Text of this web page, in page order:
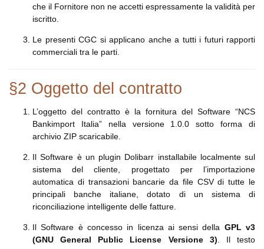
che il Fornitore non ne accetti espressamente la validità per
iscritto.
Le presenti CGC si applicano anche a tutti i futuri rapporti
commerciali tra le parti.
§2 Oggetto del contratto
L’oggetto del contratto è la fornitura del Software “NCS
Bankimport Italia” nella versione 1.0.0 sotto forma di
archivio ZIP scaricabile.
Il Software è un plugin Dolibarr installabile localmente sul
sistema del cliente, progettato per l’importazione
automatica di transazioni bancarie da file CSV di tutte le
principali banche italiane, dotato di un sistema di
riconciliazione intelligente delle fatture.
Il Software è concesso in licenza ai sensi della GPL v3
(GNU General Public License Versione 3). Il testo